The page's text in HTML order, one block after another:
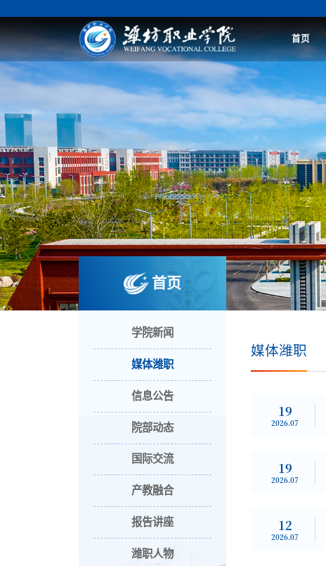
首页
首页
学院新闻
媒体潍职
信息公告
院部动态
国际交流
产教融合
报告讲座
潍职人物
媒体潍职
19
2026.07
19
2026.07
12
2026.07